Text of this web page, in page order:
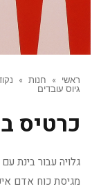
ראשי » חנות »
גיוס עובדים
כרטיס
גלויה עבור בינת
מגיסת כוח אדם